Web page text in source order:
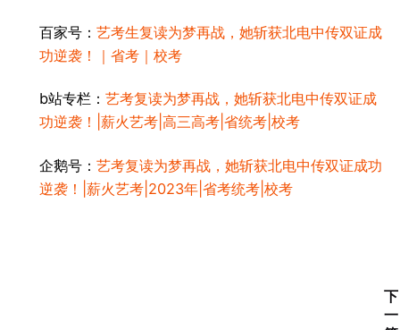
百家号： 艺考生复读为梦再战，她斩获北电中传双证成
功逆袭！｜省考｜校考
b站专栏： 艺考复读为梦再战，她斩获北电中传双证成
功逆袭！|薪火艺考|高三高考|省统考|校考
企鹅号： 艺考复读为梦再战，她斩获北电中传双证成功
逆袭！|薪火艺考|2023年|省考统考|校考
下
一